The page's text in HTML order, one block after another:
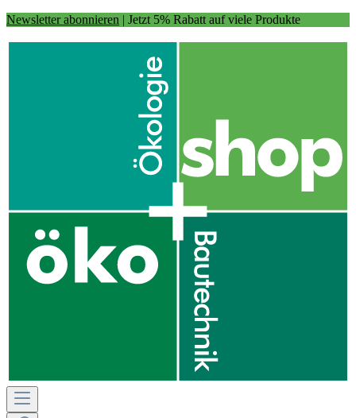
Newsletter abonnieren | Jetzt 5% Rabatt auf viele Produkte